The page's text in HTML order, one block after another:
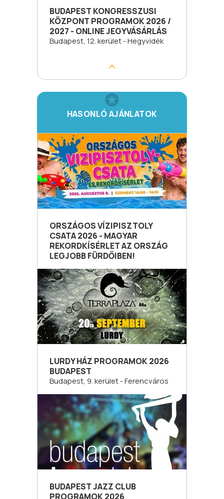
BUDAPEST KONGRESSZUSI
KÖZPONT PROGRAMOK 2026 /
2027 - ONLINE JEGYVÁSÁRLÁS
Budapest, 12. kerület - Hegyvidék
HASONLÓ AJÁNLATOK
ORSZÁGOS VÍZIPISZTOLY
CSATA 2026 - MAGYAR
REKORDKÍSÉRLET AZ ORSZÁG
LEGJOBB FÜRDŐIBEN!
LURDY HÁZ PROGRAMOK 2026
BUDAPEST
Budapest, 9. kerület - Ferencváros
BUDAPEST JAZZ CLUB
PROGRAMOK 2026